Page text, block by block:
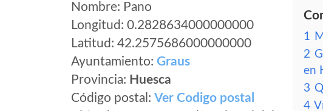
Nombre: Pano
Longitud: 0.2828634000000000
Latitud: 42.2575686000000000
Ayuntamiento: Graus
Provincia: Huesca
Código postal: Ver Codigo postal
1
2
en
3
4